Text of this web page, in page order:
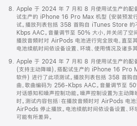
Apple 于 2024 年 7 月和 8 月使用试生产的配
试生产的 iPhone 16 Pro Max 机型 (安装预发
试。播放列表包括 358 首购自 iTunes Store 的
Kbps AAC。音量调节至 50% 大小，并关闭了空
播放音频时对 AirPods 电池进行完全放电，直至
电池续航时间依设备设置、环境、使用情况及诸多
Apple 于 2024 年 7 月和 8 月使用试生产的配
(支持主动降噪)，搭配试生产的 iPhone 16 Pro
软件) 进行了此项测试。播放列表包括 358 首
曲，歌曲编码为 256-Kbps AAC。音量调节至
对话感知和噪声控制功能。噪声控制设置为主动
时。测试内容包括：在播放音频时对 AirPods 电池
AirPods 停止播放。电池续航时间依设备设置、环
可能有所差异。